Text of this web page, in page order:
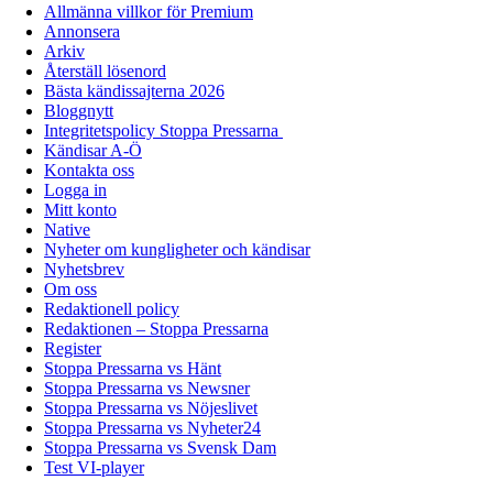
Allmänna villkor för Premium
Annonsera
Arkiv
Återställ lösenord
Bästa kändissajterna 2026
Bloggnytt
Integritetspolicy Stoppa Pressarna
Kändisar A-Ö
Kontakta oss
Logga in
Mitt konto
Native
Nyheter om kungligheter och kändisar
Nyhetsbrev
Om oss
Redaktionell policy
Redaktionen – Stoppa Pressarna
Register
Stoppa Pressarna vs Hänt
Stoppa Pressarna vs Newsner
Stoppa Pressarna vs Nöjeslivet
Stoppa Pressarna vs Nyheter24
Stoppa Pressarna vs Svensk Dam
Test VI-player